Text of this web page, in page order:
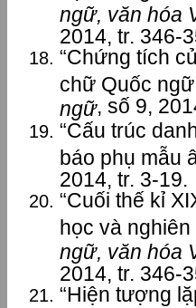
ngữ, văn hóa
2014, tr. 346-
“Chứng tích
chữ Quốc
ngữ, số 9,
“Cấu trúc
báo phụ mẫu
2014, tr. 3-19.
“Cuối thế kỉ
học và nghiên
ngữ, văn hóa
2014, tr. 346-
“Hiện tượng